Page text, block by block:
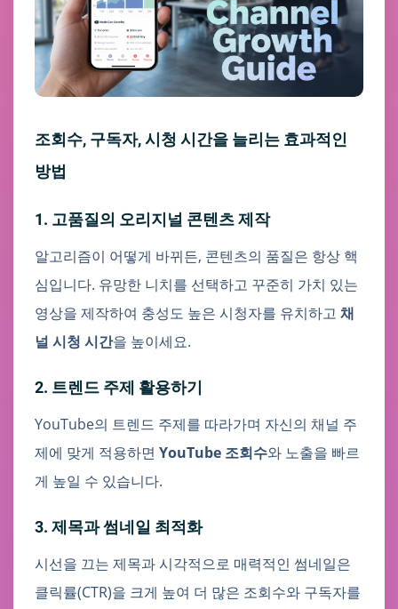
조회수, 구독자, 시청 시간을 늘리는 효과적인
방법
1. 고품질의 오리지널 콘텐츠 제작
알고리즘이 어떻게 바뀌든, 콘텐츠의 품질은 항상 핵
심입니다. 유망한 니치를 선택하고 꾸준히 가치 있는
영상을 제작하여 충성도 높은 시청자를 유치하고 채
널 시청 시간을 높이세요.
2. 트렌드 주제 활용하기
YouTube의 트렌드 주제를 따라가며 자신의 채널 주
제에 맞게 적용하면 YouTube 조회수와 노출을 빠르
게 높일 수 있습니다.
3. 제목과 썸네일 최적화
시선을 끄는 제목과 시각적으로 매력적인 썸네일은
클릭률(CTR)을 크게 높여 더 많은 조회수와 구독자를